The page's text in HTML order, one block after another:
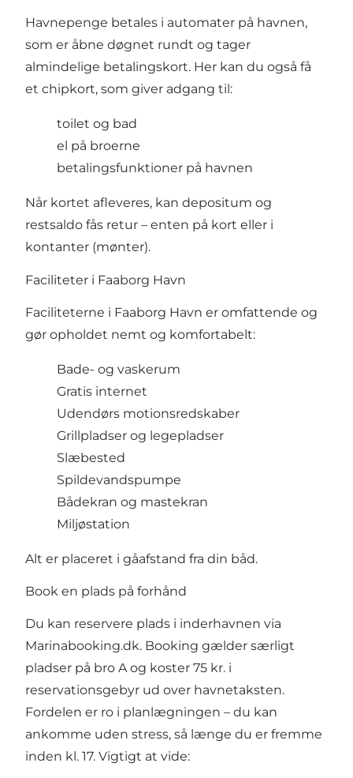
Havnepenge betales i automater på havnen,
som er åbne døgnet rundt og tager
almindelige betalingskort. Her kan du også få
et chipkort, som giver adgang til:
toilet og bad
el på broerne
betalingsfunktioner på havnen
Når kortet afleveres, kan depositum og
restsaldo fås retur – enten på kort eller i
kontanter (mønter).
Faciliteter i Faaborg Havn
Faciliteterne i Faaborg Havn er omfattende og
gør opholdet nemt og komfortabelt:
Bade- og vaskerum
Gratis internet
Udendørs motionsredskaber
Grillpladser og legepladser
Slæbested
Spildevandspumpe
Bådekran og mastekran
Miljøstation
Alt er placeret i gåafstand fra din båd.
Book en plads på forhånd
Du kan reservere plads i inderhavnen via
Marinabooking.dk. Booking gælder særligt
pladser på bro A og koster 75 kr. i
reservationsgebyr ud over havnetaksten.
Fordelen er ro i planlægningen – du kan
ankomme uden stress, så længe du er fremme
inden kl. 17. Vigtigt at vide: